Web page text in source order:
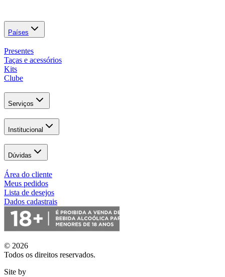
Países
Presentes
Taças e acessórios
Kits
Clube
Serviços
Institucional
Dúvidas
Área do cliente
Meus pedidos
Lista de desejos
Dados cadastrais
© 2026
Todos os direitos reservados.
Site by